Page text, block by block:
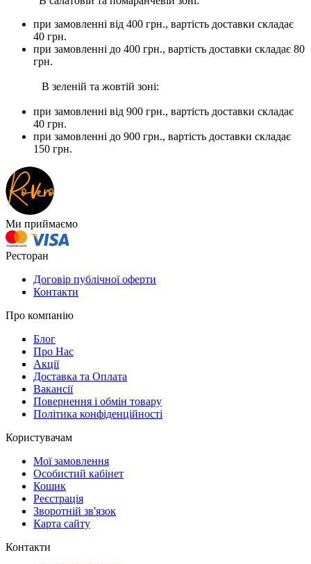
при замовленні вiд 400 грн., вартість доставки складає
40 грн.
при замовленні до 400 грн., вартість доставки складає 80
грн.
В зеленій та жовтій зоні:
при замовленні вiд 900 грн., вартість доставки складає
40 грн.
при замовленні до 900 грн., вартість доставки складає
150 грн.
Ми приймаємо
Ресторан
Договір публічної оферти
Контакти
Про компанію
Блог
Про Нас
Акції
Доставка та Оплата
Вакансії
Повернення і обмін товару
Політика конфіденційності
Користувачам
Мої замовлення
Особистий кабінет
Кошик
Реєстрація
Зворотній зв'язок
Карта сайту
Контакти